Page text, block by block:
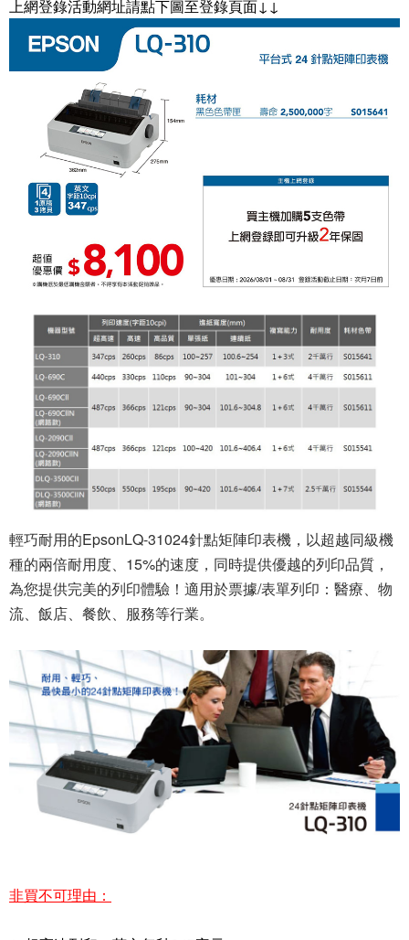
上網登錄活動網址請點下圖至登錄頁面↓↓
輕巧耐用的EpsonLQ-31024針點矩陣印表機，以超越同級機
種的兩倍耐用度、15%的速度，同時提供優越的列印品質，
為您提供完美的列印體驗！適用於票據/表單列印：醫療、物
流、飯店、餐飲、服務等行業。
非買不可理由：